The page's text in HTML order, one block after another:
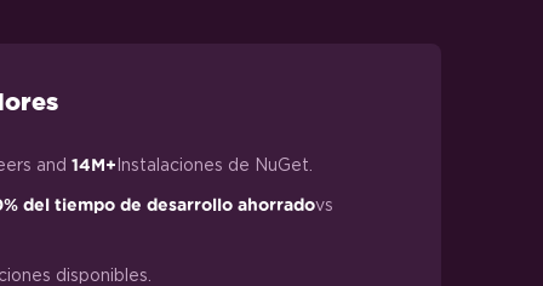
and 14M+ Instalaciones de NuGet.
del tiempo de desarrollo ahorradovs
disponibles.